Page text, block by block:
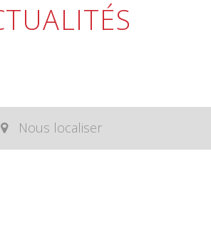
Nous localiser